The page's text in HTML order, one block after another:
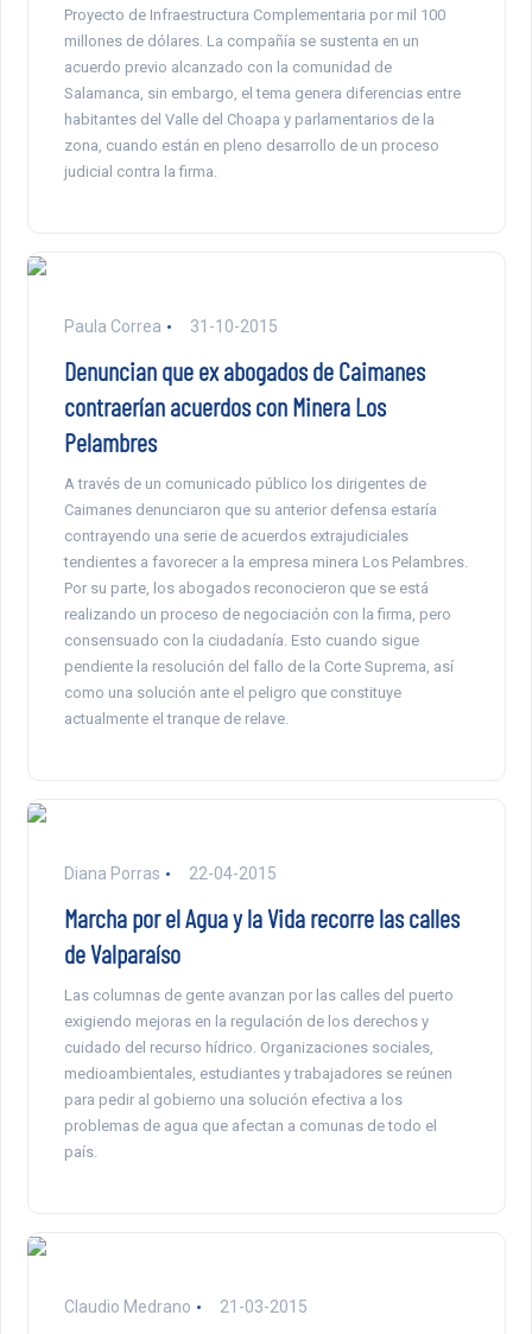
Proyecto de Infraestructura Complementaria por mil 100
millones de dólares. La compañía se sustenta en un
acuerdo previo alcanzado con la comunidad de
Salamanca, sin embargo, el tema genera diferencias entre
habitantes del Valle del Choapa y parlamentarios de la
zona, cuando están en pleno desarrollo de un proceso
judicial contra la firma.
Paula Correa 31-10-2015
Denuncian que ex abogados de Caimanes
contraerían acuerdos con Minera Los
Pelambres
A través de un comunicado público los dirigentes de
Caimanes denunciaron que su anterior defensa estaría
contrayendo una serie de acuerdos extrajudiciales
tendientes a favorecer a la empresa minera Los Pelambres.
Por su parte, los abogados reconocieron que se está
realizando un proceso de negociación con la firma, pero
consensuado con la ciudadanía. Esto cuando sigue
pendiente la resolución del fallo de la Corte Suprema, así
como una solución ante el peligro que constituye
actualmente el tranque de relave.
Diana Porras 22-04-2015
Marcha por el Agua y la Vida recorre las calles
de Valparaíso
Las columnas de gente avanzan por las calles del puerto
exigiendo mejoras en la regulación de los derechos y
cuidado del recurso hídrico. Organizaciones sociales,
medioambientales, estudiantes y trabajadores se reúnen
para pedir al gobierno una solución efectiva a los
problemas de agua que afectan a comunas de todo el
país.
Claudio Medrano 21-03-2015